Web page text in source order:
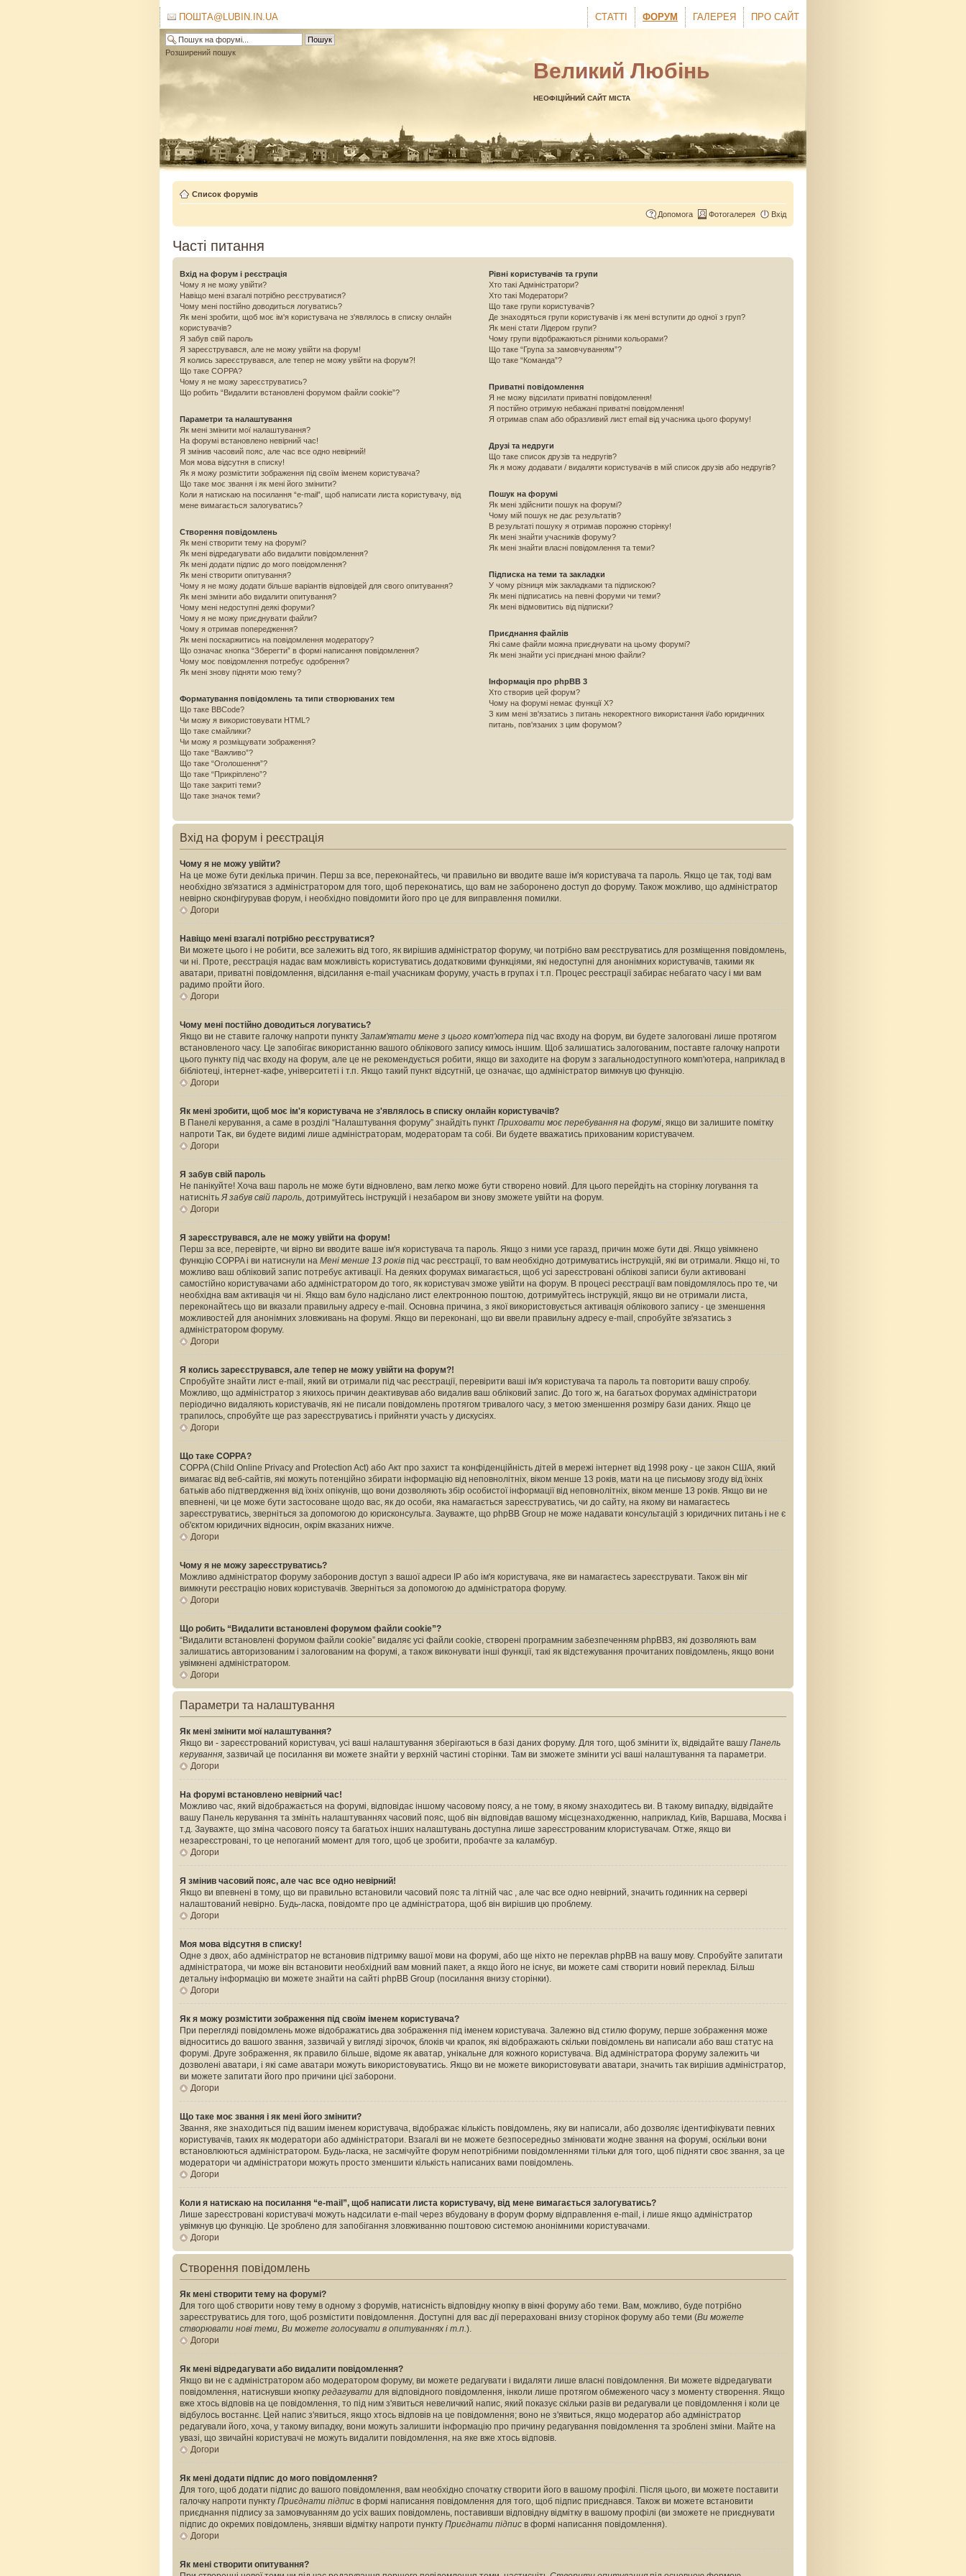
ПРО САЙТ
ГАЛЕРЕЯ
ФОРУМ
СТАТТІ
ПОШТА@LUBIN.IN.UA
Великий Любінь
НЕОФІЦІЙНИЙ САЙТ МІСТА
Розширений пошук
Список форумів
Допомога Фотогалерея Вхід
Часті питання
Вхід на форум і реєстрація
Чому я не можу увійти?
Навіщо мені взагалі потрібно реєструватися?
Чому мені постійно доводиться логуватись?
Як мені зробити, щоб моє ім'я користувача не з'являлось в списку онлайн
користувачів?
Я забув свій пароль
Я зареєструвався, але не можу увійти на форум!
Я колись зареєструвався, але тепер не можу увійти на форум?!
Що таке COPPA?
Чому я не можу зареєструватись?
Що робить “Видалити встановлені форумом файли cookie”?
Параметри та налаштування
Як мені змінити мої налаштування?
На форумі встановлено невірний час!
Я змінив часовий пояс, але час все одно невірний!
Моя мова відсутня в списку!
Як я можу розмістити зображення під своїм іменем користувача?
Що таке моє звання і як мені його змінити?
Коли я натискаю на посилання “e-mail”, щоб написати листа користувачу, від
мене вимагається залогуватись?
Створення повідомлень
Як мені створити тему на форумі?
Як мені відредагувати або видалити повідомлення?
Як мені додати підпис до мого повідомлення?
Як мені створити опитування?
Чому я не можу додати більше варіантів відповідей для свого опитування?
Як мені змінити або видалити опитування?
Чому мені недоступні деякі форуми?
Чому я не можу приєднувати файли?
Чому я отримав попередження?
Як мені поскаржитись на повідомлення модератору?
Що означає кнопка “Зберегти” в формі написання повідомлення?
Чому моє повідомлення потребує одобрення?
Як мені знову підняти мою тему?
Форматування повідомлень та типи створюваних тем
Що таке BBCode?
Чи можу я використовувати HTML?
Що таке смайлики?
Чи можу я розміщувати зображення?
Що таке “Важливо”?
Що таке “Оголошення”?
Що таке “Прикріплено”?
Що таке закриті теми?
Що таке значок теми?
Рівні користувачів та групи
Хто такі Адміністратори?
Хто такі Модератори?
Що таке групи користувачів?
Де знаходяться групи користувачів і як мені вступити до одної з груп?
Як мені стати Лідером групи?
Чому групи відображаються різними кольорами?
Що таке “Група за замовчуванням”?
Що таке “Команда”?
Приватні повідомлення
Я не можу відсилати приватні повідомлення!
Я постійно отримую небажані приватні повідомлення!
Я отримав спам або образливий лист email від учасника цього форуму!
Друзі та недруги
Що таке список друзів та недругів?
Як я можу додавати / видаляти користувачів в мій список друзів або недругів?
Пошук на форумі
Як мені здійснити пошук на форумі?
Чому мій пошук не дає результатів?
В результаті пошуку я отримав порожню сторінку!
Як мені знайти учасників форуму?
Як мені знайти власні повідомлення та теми?
Підписка на теми та закладки
У чому різниця між закладками та підпискою?
Як мені підписатись на певні форуми чи теми?
Як мені відмовитись від підписки?
Приєднання файлів
Які саме файли можна приєднувати на цьому форумі?
Як мені знайти усі приєднані мною файли?
Інформація про phpBB 3
Хто створив цей форум?
Чому на форумі немає функції X?
З ким мені зв'язатись з питань некоректного використання і/або юридичних
питань, пов'язаних з цим форумом?
Вхід на форум і реєстрація
Чому я не можу увійти?
На це може бути декілька причин. Перш за все, переконайтесь, чи правильно ви вводите ваше ім'я користувача та пароль. Якщо це так, тоді вам
необхідно зв'язатися з адміністратором для того, щоб переконатись, що вам не заборонено доступ до форуму. Також можливо, що адміністратор
невірно сконфігурував форум, і необхідно повідомити його про це для виправлення помилки.
Догори
Навіщо мені взагалі потрібно реєструватися?
Ви можете цього і не робити, все залежить від того, як вирішив адміністратор форуму, чи потрібно вам реєструватись для розміщення повідомлень,
чи ні. Проте, реєстрація надає вам можливість користуватись додатковими функціями, які недоступні для анонімних користувачів, такими як
аватари, приватні повідомлення, відсилання e-mail учасникам форуму, участь в групах і т.п. Процес реєстрації забирає небагато часу і ми вам
радимо пройти його.
Догори
Чому мені постійно доводиться логуватись?
Якщо ви не ставите галочку напроти пункту Запам'ятати мене з цього комп'ютера під час входу на форум, ви будете залоговані лише протягом
встановленого часу. Це запобігає використанню вашого облікового запису кимось іншим. Щоб залишатись залогованим, поставте галочку напроти
цього пункту під час входу на форум, але це не рекомендується робити, якщо ви заходите на форум з загальнодоступного комп'ютера, наприклад в
бібліотеці, інтернет-кафе, університеті і т.п. Якщо такий пункт відсутній, це означає, що адміністратор вимкнув цю функцію.
Догори
Як мені зробити, щоб моє ім'я користувача не з'являлось в списку онлайн користувачів?
В Панелі керування, а саме в розділі “Налаштування форуму” знайдіть пункт Приховати моє перебування на форумі, якщо ви залишите помітку
напроти Так, ви будете видимі лише адміністраторам, модераторам та собі. Ви будете вважатись прихованим користувачем.
Догори
Я забув свій пароль
Не панікуйте! Хоча ваш пароль не може бути відновлено, вам легко може бути створено новий. Для цього перейдіть на сторінку логування та
натиснітьЯ забув свій пароль, дотримуйтесь інструкцій і незабаром ви знову зможете увійти на форум.
Догори
Я зареєструвався, але не можу увійти на форум!
Перш за все, перевірте, чи вірно ви вводите ваше ім'я користувача та пароль. Якщо з ними усе гаразд, причин може бути дві. Якщо увімкнено
функцію COPPA і ви натиснули на Мені менше 13 років під час реєстрації, то вам необхідно дотримуватись інструкцій, які ви отримали. Якщо ні, то
можливо ваш обліковий запис потребує активації. На деяких форумах вимагається, щоб усі зареєстровані облікові записи були активовані
самостійно користувачами або адміністратором до того, як користувач зможе увійти на форум. В процесі реєстрації вам повідомлялось про те, чи
необхідна вам активація чи ні. Якщо вам було надіслано лист електронною поштою, дотримуйтесь інструкцій, якщо ви не отримали листа,
переконайтесь що ви вказали правильну адресу e-mail. Основна причина, з якої використовується активація облікового запису - це зменшення
можливостей для анонімних зловживань на форумі. Якщо ви переконані, що ви ввели правильну адресу e-mail, спробуйте зв'язатись з
адміністратором форуму.
Догори
Я колись зареєструвався, але тепер не можу увійти на форум?!
Спробуйте знайти лист e-mail, який ви отримали під час реєстрації, перевірити ваші ім'я користувача та пароль та повторити вашу спробу.
Можливо, що адміністратор з якихось причин деактивував або видалив ваш обліковий запис. До того ж, на багатьох форумах адміністратори
періодично видаляють користувачів, які не писали повідомлень протягом тривалого часу, з метою зменшення розміру бази даних. Якщо це
трапилось, спробуйте ще раз зареєструватись і прийняти участь у дискусіях.
Догори
Що таке COPPA?
COPPA (Child Online Privacy and Protection Act) або Акт про захист та конфіденційність дітей в мережі інтернет від 1998 року - це закон США, який
вимагає від веб-сайтів, які можуть потенційно збирати інформацію від неповнолітніх, віком менше 13 років, мати на це письмову згоду від їхніх
батьків або підтвердження від їхніх опікунів, що вони дозволяють збір особистої інформації від неповнолітніх, віком менше 13 років. Якщо ви не
впевнені, чи це може бути застосоване щодо вас, як до особи, яка намагається зареєструватись, чи до сайту, на якому ви намагаєтесь
зареєструватись, зверніться за допомогою до юрисконсульта. Зауважте, що phpBB Group не може надавати консультацій з юридичних питань і не є
об'єктом юридичних відносин, окрім вказаних нижче.
Догори
Чому я не можу зареєструватись?
Можливо адміністратор форуму заборонив доступ з вашої адреси IP або ім'я користувача, яке ви намагаєтесь зареєструвати. Також він міг
вимкнути реєстрацію нових користувачів. Зверніться за допомогою до адміністратора форуму.
Догори
Що робить “Видалити встановлені форумом файли cookie”?
“Видалити встановлені форумом файли cookie” видаляє усі файли cookie, створені програмним забезпеченням phpBB3, які дозволяють вам
залишатись авторизованим і залогованим на форумі, а також виконувати інші функції, такі як відстежування прочитаних повідомлень, якщо вони
увімкнені адміністратором.
Догори
Параметри та налаштування
Як мені змінити мої налаштування?
Якщо ви - зареєстрований користувач, усі ваші налаштування зберігаються в базі даних форуму. Для того, щоб змінити їх, відвідайте вашу Панель
керування, зазвичай це посилання ви можете знайти у верхній частині сторінки. Там ви зможете змінити усі ваші налаштування та параметри.
Догори
На форумі встановлено невірний час!
Можливо час, який відображається на форумі, відповідає іншому часовому поясу, а не тому, в якому знаходитесь ви. В такому випадку, відвідайте
вашу Панель керування та змініть налаштуваннях часовий пояс, щоб він відповідав вашому місцезнаходженню, наприклад, Київ, Варшава, Москва і
т.д. Зауважте, що зміна часового поясу та багатьох інших налаштувань доступна лише зареєстрованим клористувачам. Отже, якщо ви
незареєстровані, то це непоганий момент для того, щоб це зробити, пробачте за каламбур.
Догори
Я змінив часовий пояс, але час все одно невірний!
Якщо ви впевнені в тому, що ви правильно встановили часовий пояс та літній час , але час все одно невірний, значить годинник на сервері
налаштований невірно. Будь-ласка, повідомте про це адміністратора, щоб він вирішив цю проблему.
Догори
Моя мова відсутня в списку!
Одне з двох, або адміністратор не встановив підтримку вашої мови на форумі, або ще ніхто не переклав phpBB на вашу мову. Спробуйте запитати
адміністратора, чи може він встановити необхідний вам мовний пакет, а якщо його не існує, ви можете самі створити новий переклад. Більш
детальну інформацію ви можете знайти на сайті phpBB Group (посилання внизу сторінки).
Догори
Як я можу розмістити зображення під своїм іменем користувача?
При перегляді повідомлень може відображатись два зображення під іменем користувача. Залежно від стилю форуму, перше зображення може
відноситись до вашого звання, зазвичай у вигляді зірочок, блоків чи крапок, які відображають скільки повідомлень ви написали або ваш статус на
форумі. Друге зображення, як правило більше, відоме як аватар, унікальне для кожного користувача. Від адміністратора форуму залежить чи
дозволені аватари, і які саме аватари можуть використовуватись. Якщо ви не можете використовувати аватари, значить так вирішив адміністратор,
ви можете запитати його про причини цієї заборони.
Догори
Що таке моє звання і як мені його змінити?
Звання, яке знаходиться під вашим іменем користувача, відображає кількість повідомлень, яку ви написали, або дозволяє ідентифікувати певних
користувачів, таких як модератори або адміністратори. Взагалі ви не можете безпосередньо змінювати жодне звання на форумі, оскільки вони
встановлюються адміністратором. Будь-ласка, не засмічуйте форум непотрібними повідомленнями тільки для того, щоб підняти своє звання, за це
модератори чи адміністратори можуть просто зменшити кількість написаних вами повідомлень.
Догори
Коли я натискаю на посилання “e-mail”, щоб написати листа користувачу, від мене вимагається залогуватись?
Лише зареєстровані користувачі можуть надсилати e-mail через вбудовану в форум форму відправлення e-mail, і лише якщо адміністратор
увімкнув цю функцію. Це зроблено для запобігання зловживанню поштовою системою анонімними користувачами.
Догори
Створення повідомлень
Як мені створити тему на форумі?
Для того щоб створити нову тему в одному з форумів, натисність відповідну кнопку в вікні форуму або теми. Вам, можливо, буде потрібно
зареєструватись для того, щоб розмістити повідомлення. Доступні для вас дії перераховані внизу сторінок форуму або теми (Ви можете
створювати нові теми, Ви можете голосувати в опитуваннях і т.п.).
Догори
Як мені відредагувати або видалити повідомлення?
Якщо ви не є адміністратором або модератором форуму, ви можете редагувати і видаляти лише власні повідомлення. Ви можете відредагувати
повідомлення, натиснувши кнопку редагувати для відповідного повідомлення, інколи лише протягом обмеженого часу з моменту створення. Якщо
вже хтось відповів на це повідомлення, то під ним з'явиться невеличкий напис, який показує скільки разів ви редагували це повідомлення і коли це
відбулось востаннє. Цей напис з'явиться, якщо хтось відповів на це повідомлення; воно не з'явиться, якщо модератор або адміністратор
редагували його, хоча, у такому випадку, вони можуть залишити інформацію про причину редагування повідомлення та зроблені зміни. Майте на
увазі, що звичайні користувачі не можуть видалити повідомлення, на яке вже хтось відповів.
Догори
Як мені додати підпис до мого повідомлення?
Для того, щоб додати підпис до вашого повідомлення, вам необхідно спочатку створити його в вашому профілі. Після цього, ви можете поставити
галочку напроти пункту Приєднати підпис в формі написання повідомлення для того, щоб підпис приєднався. Також ви можете встановити
приєднання підпису за замовчуванням до усіх ваших повідомлень, поставивши відповідну відмітку в вашому профілі (ви зможете не приєднувати
підпис до окремих повідомлень, знявши відмітку напроти пункту Приєднати підпис в формі написання повідомлення).
Догори
Як мені створити опитування?